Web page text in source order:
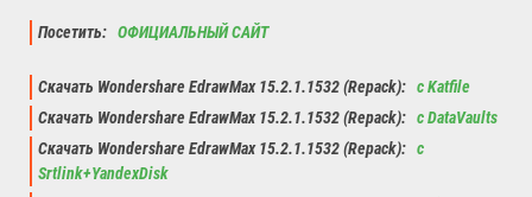
Посетить: ОФИЦИАЛЬНЫЙ САЙТ
Скачать Wondershare EdrawMax 15.2.1.1532 (Repack): с Katfile
Скачать Wondershare EdrawMax 15.2.1.1532 (Repack): с DataVaults
Скачать Wondershare EdrawMax 15.2.1.1532 (Repack): с
Srtlink+YandexDisk